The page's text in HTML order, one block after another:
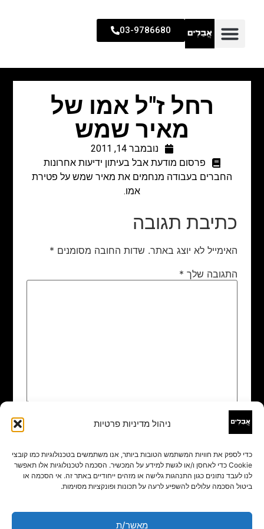
ניהול מדיניות פרטיות
כדי לספק את חוויות המשתמש הטובות ביותר, אנו משתמשים בטכנולוגיות כמו קובצי
Cookie כדי לאחסן ו/או לגשת למידע על המכשיר. הסכמה לטכנולוגיות אלו תאפשר
לנו לעבד נתונים כגון התנהגות גלישה או מזהים ייחודיים באתר זה. אי הסכמה או
ביטול הסכמה עלולים להשפיע לרעה על תכונות ופונקציות מסוימות.
מאשר/ת
03-9786680
רחל ז"ל אמו של
מאיר שמש
נובמבר 14, 2011
פרסום מודעת אבל בעיתון ידיעות אחרונות
החברים בעבודה מנחמים את מאיר שמש על פטירת
אמו.
כתיבת תגובה
האימייל לא יוצג באתר. שדות החובה מסומנים *
התגובה שלך *
שם
אימייל*